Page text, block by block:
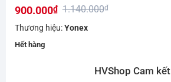
hạng
0.0
5
sao
1.140.000₫
Giá
gốc
900.000₫
Giá
hiện
Thương hiệu:Yonex
Hết hàng
HVShop Cam kết